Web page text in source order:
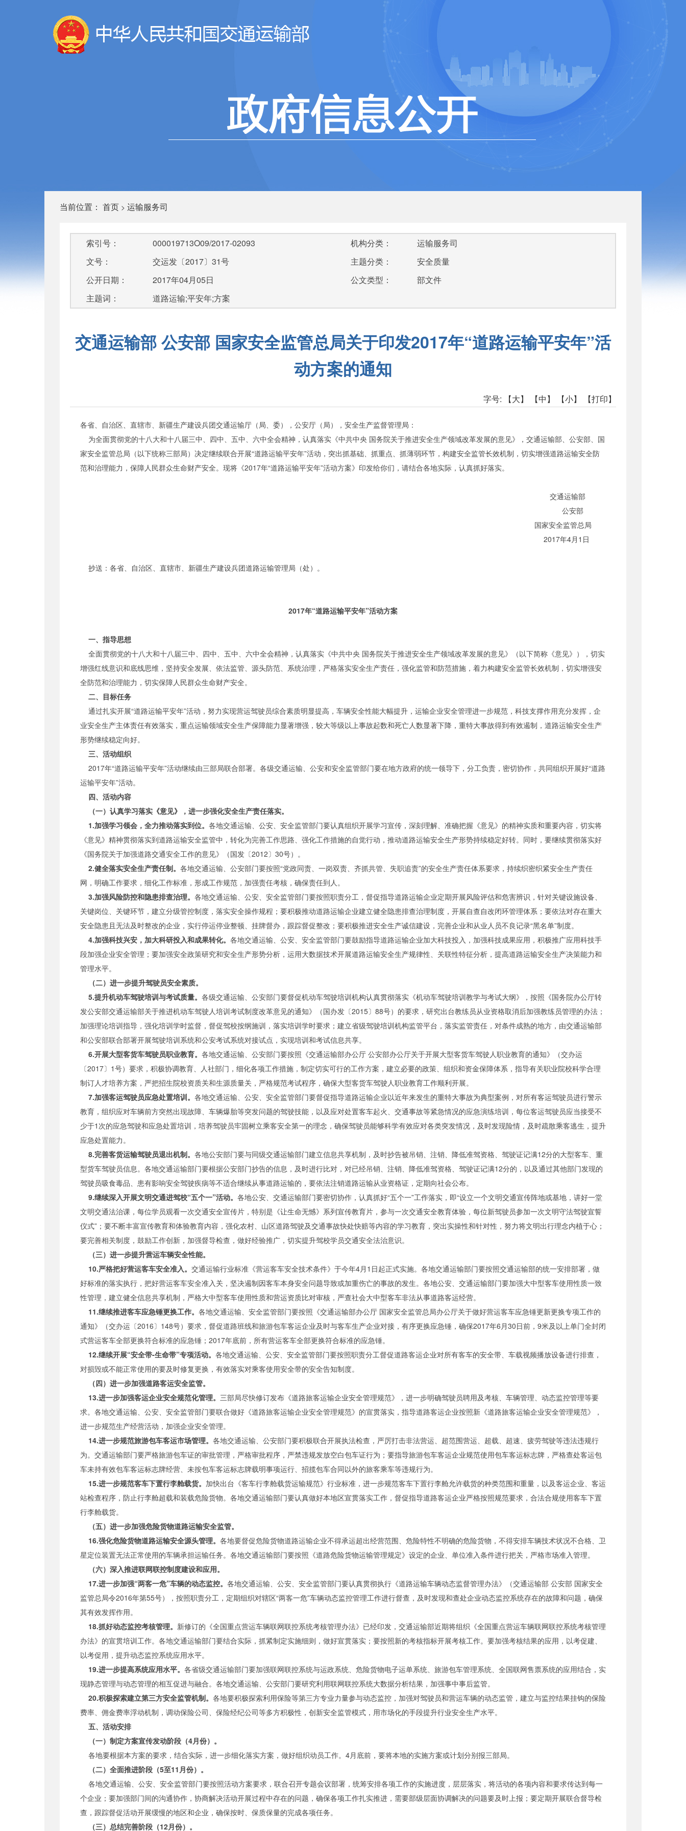
当前位置： 首页 > 运输服务司
索引号：
000019713O09/2017-02093
文号：
交运发〔2017〕31号
公开日期：
2017年04月05日
主题词：
道路运输;平安年;方案
机构分类：
运输服务司
主题分类：
安全质量
公文类型：
部文件
交通运输部 公安部 国家安全监管总局关于印发2017年“道路运输平安年”活
动方案的通知
字号: 【大】 【中】 【小】 【打印】
各省、自治区、直辖市、新疆生产建设兵团交通运输厅（局、委），公安厅（局），安全生产监督管理局：
为全面贯彻党的十八大和十八届三中、四中、五中、六中全会精神，认真落实《中共中央 国务院关于推进安全生产领域改革发展的意见》，交通运输部、公安部、国
家安全监管总局（以下统称三部局）决定继续联合开展“道路运输平安年”活动，突出抓基础、抓重点、抓薄弱环节，构建安全监管长效机制，切实增强道路运输安全防
范和治理能力，保障人民群众生命财产安全。现将《2017年“道路运输平安年”活动方案》印发给你们，请结合各地实际，认真抓好落实。
交通运输部
公安部
国家安全监管总局
2017年4月1日
抄送：各省、自治区、直辖市、新疆生产建设兵团道路运输管理局（处）。
2017年“道路运输平安年”活动方案
一、指导思想
全面贯彻党的十八大和十八届三中、四中、五中、六中全会精神，认真落实《中共中央 国务院关于推进安全生产领域改革发展的意见》（以下简称《意见》），切实
增强红线意识和底线思维，坚持安全发展、依法监管、源头防范、系统治理，严格落实安全生产责任，强化监管和防范措施，着力构建安全监管长效机制，切实增强安
全防范和治理能力，切实保障人民群众生命财产安全。
二、目标任务
通过扎实开展“道路运输平安年”活动，努力实现营运驾驶员综合素质明显提高，车辆安全性能大幅提升，运输企业安全管理进一步规范，科技支撑作用充分发挥，企
业安全生产主体责任有效落实，重点运输领域安全生产保障能力显著增强，较大等级以上事故起数和死亡人数显著下降，重特大事故得到有效遏制，道路运输安全生产
形势继续稳定向好。
三、活动组织
2017年“道路运输平安年”活动继续由三部局联合部署。各级交通运输、公安和安全监管部门要在地方政府的统一领导下，分工负责，密切协作，共同组织开展好“道路
运输平安年”活动。
四、活动内容
（一）认真学习落实《意见》，进一步强化安全生产责任落实。
1.加强学习领会，全力推动落实到位。 各地交通运输、公安、安全监管部门要认真组织开展学习宣传，深刻理解、准确把握《意见》的精神实质和重要内容，切实将
《意见》精神贯彻落实到道路运输安全监管中，转化为完善工作思路、强化工作措施的自觉行动，推动道路运输安全生产形势持续稳定好转。同时，要继续贯彻落实好
《国务院关于加强道路交通安全工作的意见》（国发〔2012〕30号）。
2.健全落实安全生产责任制。 各地交通运输、公安部门要按照“党政同责、一岗双责、齐抓共管、失职追责”的安全生产责任体系要求，持续织密织紧安全生产责任
网，明确工作要求，细化工作标准，形成工作规范，加强责任考核，确保责任到人。
3.加强风险防控和隐患排查治理。 各地交通运输、公安、安全监管部门要按照职责分工，督促指导道路运输企业定期开展风险评估和危害辨识，针对关键设施设备、
关键岗位、关键环节，建立分级管控制度，落实安全操作规程；要积极推动道路运输企业建立健全隐患排查治理制度，开展自查自改闭环管理体系；要依法对存在重大
安全隐患且无法及时整改的企业，实行停运停业整顿、挂牌督办，跟踪督促整改；要积极推进安全生产诚信建设，完善企业和从业人员不良记录“黑名单”制度。
4.加强科技兴安，加大科研投入和成果转化。 各地交通运输、公安、安全监管部门要鼓励指导道路运输企业加大科技投入，加强科技成果应用，积极推广应用科技手
段加强企业安全管理；要加强安全政策研究和安全生产形势分析，运用大数据技术开展道路运输安全生产规律性、关联性特征分析，提高道路运输安全生产决策能力和
管理水平。
（二）进一步提升驾驶员安全素质。
5.提升机动车驾驶培训与考试质量。 各级交通运输、公安部门要督促机动车驾驶培训机构认真贯彻落实《机动车驾驶培训教学与考试大纲》，按照《国务院办公厅转
发公安部交通运输部关于推进机动车驾驶人培训考试制度改革意见的通知》（国办发〔2015〕88号）的要求，研究出台教练员从业资格取消后加强教练员管理的办法；
加强理论培训指导，强化培训学时监督，督促驾校按纲施训，落实培训学时要求；建立省级驾驶培训机构监管平台，落实监管责任，对条件成熟的地方，由交通运输部
和公安部联合部署开展驾驶培训系统和公安考试系统对接试点，实现培训和考试信息共享。
6.开展大型客货车驾驶员职业教育。 各地交通运输、公安部门要按照《交通运输部办公厅 公安部办公厅关于开展大型客货车驾驶人职业教育的通知》（交办运
〔2017〕1号）要求，积极协调教育、人社部门，细化各项工作措施，制定切实可行的工作方案，建立必要的政策、组织和资金保障体系，指导有关职业院校科学合理
制订人才培养方案，严把招生院校资质关和生源质量关，严格规范考试程序，确保大型客货车驾驶人职业教育工作顺利开展。
7.加强客运驾驶员应急处置培训。 各地交通运输、公安、安全监管部门要督促指导道路运输企业以近年来发生的重特大事故为典型案例，对所有客运驾驶员进行警示
教育，组织应对车辆前方突然出现故障、车辆爆胎等突发问题的驾驶技能，以及应对处置客车起火、交通事故等紧急情况的应急演练培训，每位客运驾驶员应当接受不
少于1次的应急驾驶和应急处置培训，培养驾驶员牢固树立乘客安全第一的理念，确保驾驶员能够科学有效应对各类突发情况，及时发现险情，及时疏散乘客逃生，提升
应急处置能力。
8.完善客货运输驾驶员退出机制。 各地公安部门要与同级交通运输部门建立信息共享机制，及时抄告被吊销、注销、降低准驾资格、驾驶证记满12分的大型客车、重
型货车驾驶员信息。各地交通运输部门要根据公安部门抄告的信息，及时进行比对，对已经吊销、注销、降低准驾资格、驾驶证记满12分的，以及通过其他部门发现的
驾驶员吸食毒品、患有影响安全驾驶疾病等不适合继续从事道路运输的，要依法注销道路运输从业资格证，定期向社会公布。
9.继续深入开展文明交通进驾校“五个一”活动。 各地公安、交通运输部门要密切协作，认真抓好“五个一”工作落实，即“设立一个文明交通宣传阵地或基地，讲好一堂
文明交通法治课，每位学员观看一次交通安全宣传片，特别是《让生命无憾》系列宣传教育片，参与一次交通安全教育体验，每位新驾驶员参加一次文明守法驾驶宣誓
仪式”；要不断丰富宣传教育和体验教育内容，强化农村、山区道路驾驶及交通事故快处快赔等内容的学习教育，突出实操性和针对性，努力将文明出行理念内植于心；
要完善相关制度，鼓励工作创新，加强督导检查，做好经验推广，切实提升驾校学员交通安全法治意识。
（三）进一步提升营运车辆安全性能。
10.严格把好营运客车安全准入。 交通运输行业标准《营运客车安全技术条件》于今年4月1日起正式实施。各地交通运输部门要按照交通运输部的统一安排部署，做
好标准的落实执行，把好营运客车安全准入关，坚决遏制因客车本身安全问题导致或加重伤亡的事故的发生。各地公安、交通运输部门要加强大中型客车使用性质一致
性管理，建立健全信息共享机制，严格大中型客车使用性质和营运资质比对审核，严查社会大中型客车非法从事道路客运经营。
11.继续推进客车应急锤更换工作。 各地交通运输、安全监管部门要按照《交通运输部办公厅 国家安全监管总局办公厅关于做好营运客车应急锤更新更换专项工作的
通知》（交办运〔2016〕148号）要求，督促道路班线和旅游包车客运企业及时与客车生产企业对接，有序更换应急锤，确保2017年6月30日前，9米及以上单门全封闭
式营运客车全部更换符合标准的应急锤；2017年底前，所有营运客车全部更换符合标准的应急锤。
12.继续开展“安全带-生命带”专项活动。 各地交通运输、公安、安全监管部门要按照职责分工督促道路客运企业对所有客车的安全带、车载视频播放设备进行排查，
对损毁或不能正常使用的要及时修复更换，有效落实对乘客使用安全带的安全告知制度。
（四）进一步加强道路客运安全监管。
13.进一步加强客运企业安全规范化管理。 三部局尽快修订发布《道路旅客运输企业安全管理规范》，进一步明确驾驶员聘用及考核、车辆管理、动态监控管理等要
求。各地交通运输、公安、安全监管部门要联合做好《道路旅客运输企业安全管理规范》的宣贯落实，指导道路客运企业按照新《道路旅客运输企业安全管理规范》，
进一步规范生产经营活动，加强企业安全管理。
14.进一步规范旅游包车客运市场管理。 各地交通运输、公安部门要积极联合开展执法检查，严厉打击非法营运、超范围营运、超载、超速、疲劳驾驶等违法违规行
为。交通运输部门要严格旅游包车证的审批管理，严格审批程序，严禁违规发放空白包车证行为；要指导旅游包车客运企业规范使用包车客运标志牌，严格查处客运包
车未持有效包车客运标志牌经营、未按包车客运标志牌载明事项运行、招揽包车合同以外的旅客乘车等违规行为。
15.进一步规范客车下置行李舱载货。 加快出台《客车行李舱载货运输规范》行业标准，进一步规范客车下置行李舱允许载货的种类范围和重量，以及客运企业、客运
站检查程序，防止行李舱超载和装载危险货物。各地交通运输部门要认真做好本地区宣贯落实工作，督促指导道路客运企业严格按照规范要求，合法合规使用客车下置
行李舱载货。
（五）进一步加强危险货物道路运输安全监管。
16.强化危险货物道路运输安全源头管理。 各地要督促危险货物道路运输企业不得承运超出经营范围、危险特性不明确的危险货物，不得安排车辆技术状况不合格、卫
星定位装置无法正常使用的车辆承担运输任务。各地交通运输部门要按照《道路危险货物运输管理规定》设定的企业、单位准入条件进行把关，严格市场准入管理。
（六）深入推进联网联控制度建设和应用。
17.进一步加强“两客一危”车辆的动态监控。 各地交通运输、公安、安全监管部门要认真贯彻执行《道路运输车辆动态监督管理办法》（交通运输部 公安部 国家安全
监管总局令2016年第55号），按照职责分工，定期组织对辖区“两客一危”车辆动态监控管理工作进行督查，及时发现和查处企业动态监控系统存在的故障和问题，确保
其有效发挥作用。
18.抓好动态监控考核管理。 新修订的《全国重点营运车辆联网联控系统考核管理办法》已经印发，交通运输部近期将组织《全国重点营运车辆联网联控系统考核管理
办法》的宣贯培训工作。各地交通运输部门要结合实际，抓紧制定实施细则，做好宣贯落实；要按照新的考核指标开展考核工作。要加强考核结果的应用，以考促建、
以考促用，提升动态监控系统应用水平。
19.进一步提高系统应用水平。 各省级交通运输部门要加强联网联控系统与运政系统、危险货物电子运单系统、旅游包车管理系统、全国联网售票系统的应用结合，实
现静态管理与动态管理的相互促进与融合。各地交通运输、公安部门要研究利用联网联控系统大数据分析结果，加强事中事后监管。
20.积极探索建立第三方安全监管机制。 各地要积极探索利用保险等第三方专业力量参与动态监控，加强对驾驶员和营运车辆的动态监管，建立与监控结果挂钩的保险
费率、佣金费率浮动机制，调动保险公司、保险经纪公司等多方积极性，创新安全监管模式，用市场化的手段提升行业安全生产水平。
五、活动安排
（一）制定方案宣传发动阶段（4月份）。
各地要根据本方案的要求，结合实际，进一步细化落实方案，做好组织动员工作。4月底前，要将本地的实施方案或计划分别报三部局。
（二）全面推进阶段（5至11月份）。
各地交通运输、公安、安全监管部门要按照活动方案要求，联合召开专题会议部署，统筹安排各项工作的实施进度，层层落实，将活动的各项内容和要求传达到每一
个企业；要加强部门间的沟通协作，协商解决活动开展过程中存在的问题，确保各项工作扎实推进，需要部级层面协调解决的问题要及时上报；要定期开展联合督导检
查，跟踪督促活动开展缓慢的地区和企业，确保按时、保质保量的完成各项任务。
（三）总结完善阶段（12月份）。